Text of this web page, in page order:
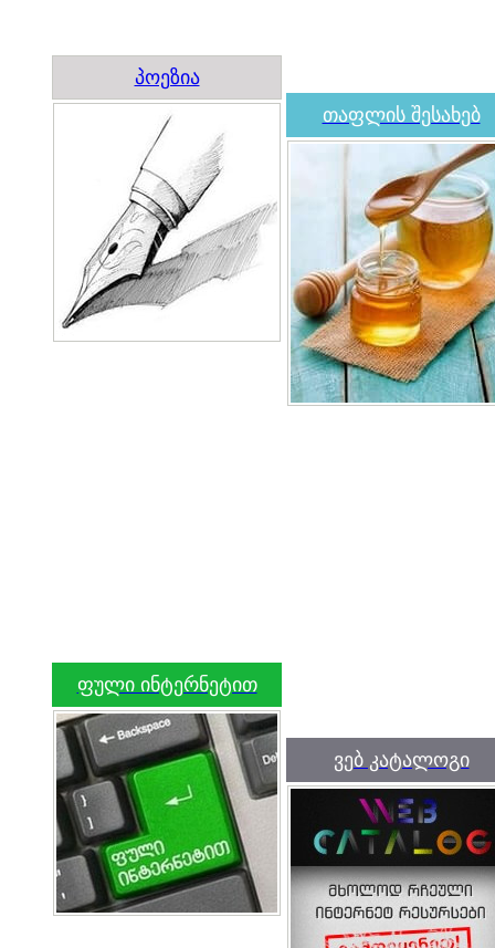
პოეზია
თაფლის შესახებ
ფული ინტერნეტით
ვებ კატალოგი